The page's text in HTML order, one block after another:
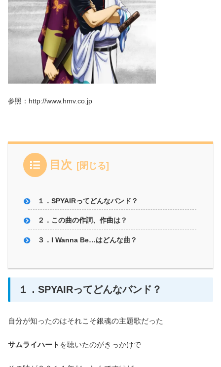
参照：http://www.hmv.co.jp
目次
１．SPYAIRってどんなバンド？
２．この曲の作詞、作曲は？
３．I Wanna Be…はどんな曲？
１．SPYAIRってどんなバンド？
自分が知ったのはそれこそ銀魂の主題歌だった
サムライハート を聴いたのがきっかけで